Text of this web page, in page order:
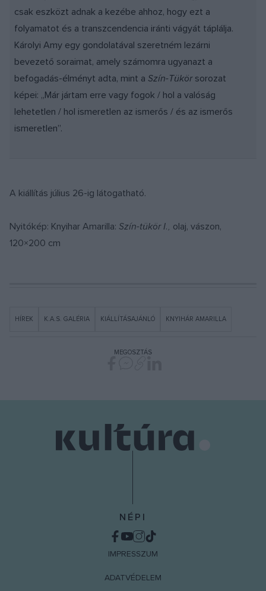
csak eszközt adnak a kezébe ahhoz, hogy ezt a
folyamatot és a transzcendencia iránti vágyát táplálja.
Károlyi Amy egy gondolatával szeretném lezárni
bevezető soraimat, amely számomra ugyanazt a
befogadás-élményt adta, mint a Szín-Tükörsorozat
képei: „Már jártam erre vagy fogok / hol a valóság
lehetetlen / hol ismeretlen az ismerős / és az ismerős
ismeretlen”.
A kiállítás július 26-ig látogatható.
Nyitókép: Knyihar Amarilla: Szín-tükör I., olaj, vászon,
120×200 cm
HÍREK K.A.S. GALÉRIA KIÁLLÍTÁSAJÁNLÓ KNYIHÁR AMARILLA
MEGOSZTÁS
NÉPI
IMPRESSZUM
ADATVÉDELEM